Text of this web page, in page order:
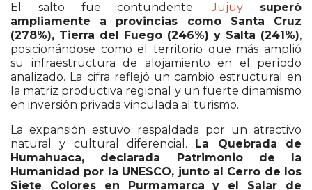
El salto fue contundente.Jujuy superó
ampliamente a provincias como Santa Cruz
(278%), Tierra del Fuego (246%) y Salta (241%),
posicionándose como el territorio que más amplió
su infraestructura de alojamiento en el período
analizado. La cifra reflejó un cambio estructural en
la matriz productiva regional y un fuerte dinamismo
en inversión privada vinculada al turismo.
La expansión estuvo respaldada por un atractivo
natural y cultural diferencial. La Quebrada de
Humahuaca, declarada Patrimonio de la
Humanidad por la UNESCO, junto al Cerro de los
Siete Colores en Purmamarca y el Salar de